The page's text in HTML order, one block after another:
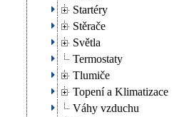
Startéry
Stěrače
Světla
Termostaty
Tlumiče
Topení a Klimatizace
Váhy vzduchu